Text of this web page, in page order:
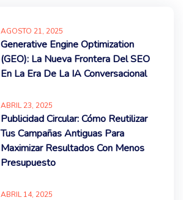
AGOSTO 21, 2025
Generative Engine Optimization
(GEO): La Nueva Frontera Del SEO
En La Era De La IA Conversacional
ABRIL23, 2025
Publicidad Circular: Cómo Reutilizar
Tus Campañas Antiguas Para
Maximizar Resultados Con Menos
Presupuesto
ABRIL14, 2025